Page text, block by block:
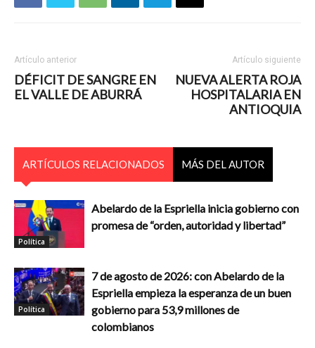
Artículo anterior
DÉFICIT DE SANGRE EN
EL VALLE DE ABURRÁ
Artículo siguiente
NUEVA ALERTA ROJA
HOSPITALARIA EN
ANTIOQUIA
ARTÍCULOS RELACIONADOS MÁS DEL AUTOR
Política
Abelardo de la Espriella inicia gobierno con
promesa de “orden, autoridad y libertad”
Política
7 de agosto de 2026: con Abelardo de la
Espriella empieza la esperanza de un buen
gobierno para 53,9 millones de
colombianos